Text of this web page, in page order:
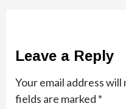
Leave a Reply
Your email address
fields are marked *